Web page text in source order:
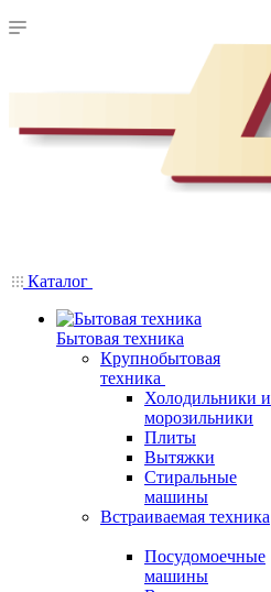
Каталог
Бытовая техника
Крупнобытовая
техника
Холодильники и
морозильники
Плиты
Вытяжки
Стиральные
машины
Встраиваемая техника
Посудомоечные
машины